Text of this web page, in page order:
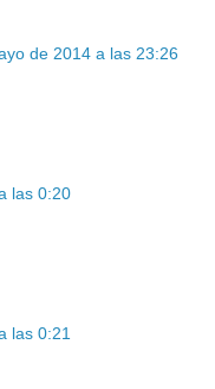
de 2014 a las 23:26
las 0:20
las 0:21